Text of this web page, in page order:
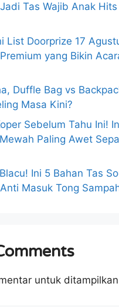
Tas Wajib Anak Hits
List Doorprize 17
yang Bikin
Duffle Bag vs
Masa Kini?
Sebelum Tahu Ini!
Paling Awet
Ini 5 Bahan Tas
Masuk Tong
untuk